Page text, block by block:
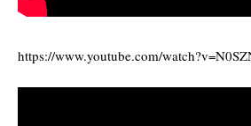
https://www.youtube.com/